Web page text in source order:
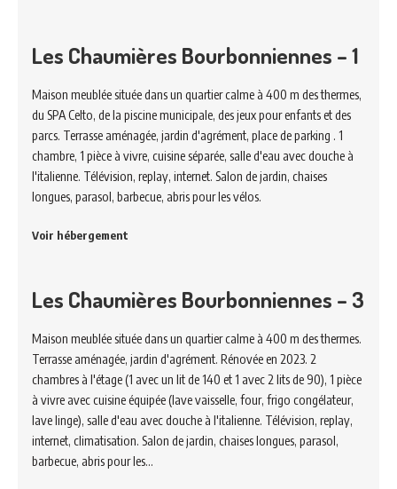
Les Chaumières Bourbonniennes – 1
Maison meublée située dans un quartier calme à 400 m des thermes,
du SPA Celto, de la piscine municipale, des jeux pour enfants et des
parcs. Terrasse aménagée, jardin d'agrément, place de parking . 1
chambre, 1 pièce à vivre, cuisine séparée, salle d'eau avec douche à
l'italienne. Télévision, replay, internet. Salon de jardin, chaises
longues, parasol, barbecue, abris pour les vélos.
Voir hébergement
Les Chaumières Bourbonniennes – 3
Maison meublée située dans un quartier calme à 400 m des thermes.
Terrasse aménagée, jardin d'agrément. Rénovée en 2023. 2
chambres à l'étage (1 avec un lit de 140 et 1 avec 2 lits de 90), 1 pièce
à vivre avec cuisine équipée (lave vaisselle, four, frigo congélateur,
lave linge), salle d'eau avec douche à l'italienne. Télévision, replay,
internet, climatisation. Salon de jardin, chaises longues, parasol,
barbecue, abris pour les…